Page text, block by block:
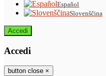
Español
Slovenščina
Accedi
Accedi
button close ×